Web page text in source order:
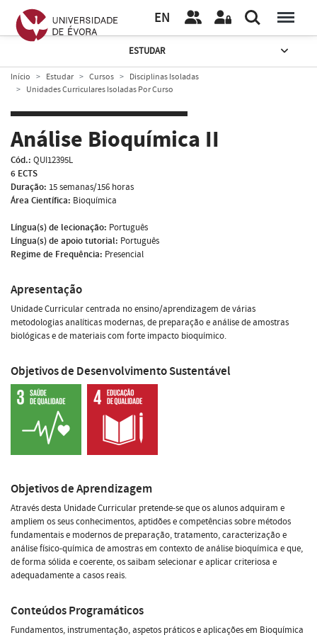
EN
ESTUDAR
Início Estudar Cursos
Disciplinas Isoladas
Unidades Curriculares Isoladas Por Curso
Análise Bioquímica II
Cód.: QUI12395L
6 ECTS
Duração: 15 semanas/156 horas
Área Científica: Bioquímica
Língua(s) de lecionação: Português
Língua(s) de apoio tutorial: Português
Regime de Frequência: Presencial
Apresentação
Unidade Curricular centrada no ensino/aprendizagem de várias
metodologias analíticas modernas, de preparação e análise de amostras
biológicas e de materiais com forte impacto bioquímico.
Objetivos de Desenvolvimento Sustentável
Objetivos de Aprendizagem
Através desta Unidade Curricular pretende-se que os alunos adquiram e
ampliem os seus conhecimentos, aptidões e competências sobre métodos
fundamentais e modernos de preparação, tratamento, caracterização e
análise físico-química de amostras em contexto de análise bioquímica e que,
de forma sólida e coerente, os saibam selecionar e aplicar criteriosa e
adequadamente a casos reais.
Conteúdos Programáticos
Fundamentos, instrumentação, aspetos práticos e aplicações em Bioquímica